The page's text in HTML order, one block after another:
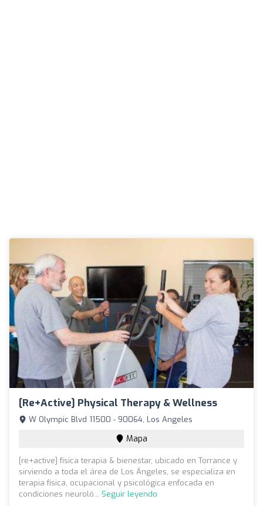
[re+active] Physical Therapy & Wellness
W Olympic Blvd 11500 - 90064, Los Angeles
Mapa
[re+active] física terapia & bienestar, ubicado en Torrance y
sirviendo a toda el área de Los Ángeles, se especializa en
terapia física, ocupacional y psicológica enfocada en
condiciones neuroló... Seguir leyendo